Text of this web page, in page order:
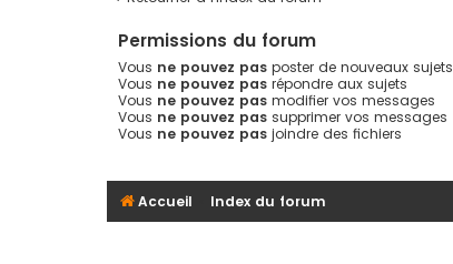
Permissions du forum
Vous ne pouvez pas poster de nouveaux sujets
Vous ne pouvez pas répondre aux sujets
Vous ne pouvez pas modifier vos messages
Vous ne pouvez pas supprimer vos messages
Vous ne pouvez pas joindre des fichiers
Accueil Index du forum